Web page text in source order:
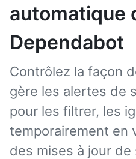
automatique
Dependabot
Contrôlez la façon
gère les alertes de
pour les filtrer, les
temporairement en
des mises à jour de